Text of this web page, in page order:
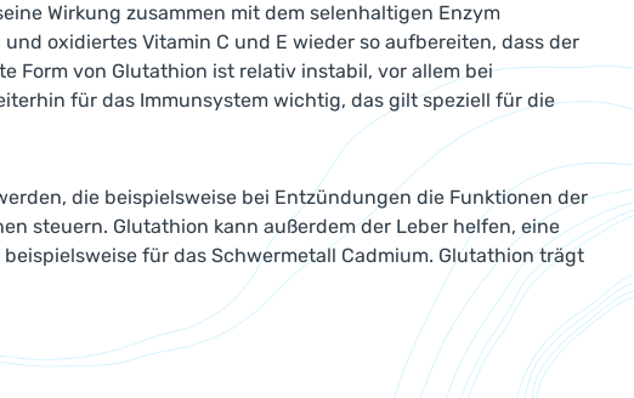
Wirkung zusammen mit dem selenhaltigen Enzym
oxidiertes Vitamin C und E wieder so aufbereiten, dass der
Form von Glutathion ist relativ instabil, vor allem bei
für das Immunsystem wichtig, das gilt speziell für die
die beispielsweise bei Entzündungen die Funktionen der
steuern. Glutathion kann außerdem der Leber helfen, eine
für das Schwermetall Cadmium. Glutathion trägt